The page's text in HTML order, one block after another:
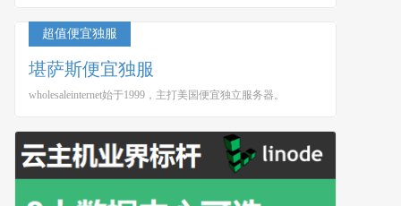
超值便宜独服
堪萨斯便宜独服
wholesaleinternet始于1999，主打美国便宜独立服务器。